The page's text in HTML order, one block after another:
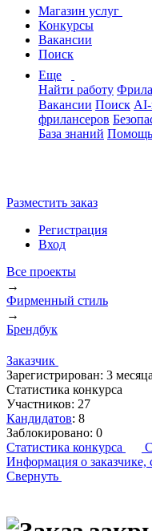
Магазин услуг
Конкурсы
Вакансии
Поиск
Еще
Найти работу
Вакансии Поиск
фрилансеров
База знаний Помощь
Разместить заказ
Регистрация
Вход
Все проекты
→
Фирменный стиль
→
Брендбук
Заказчик
Зарегистрирован: 3 месяца
Статистика конкурса
Участников: 27
Кандидатов: 8
Заблокировано: 0
Статистика конкурса
Информация о заказчике,
Свернуть